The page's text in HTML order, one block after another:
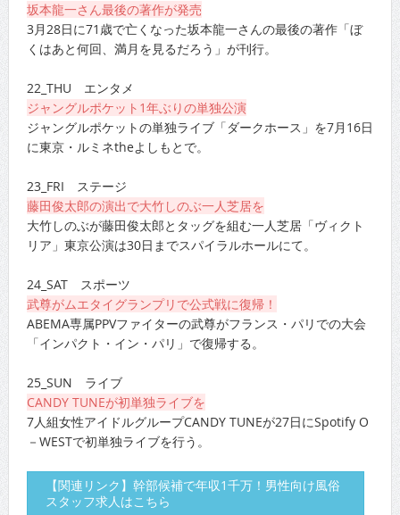
坂本龍一さん最後の著作が発売
3月28日に71歳で亡くなった坂本龍一さんの最後の著作「ぼ
くはあと何回、満月を見るだろう」が刊行。
22_THU エンタメ
ジャングルポケット1年ぶりの単独公演
ジャングルポケットの単独ライブ「ダークホース」を7月16日
に東京・ルミネtheよしもとで。
23_FRI ステージ
藤田俊太郎の演出で大竹しのぶ一人芝居を
大竹しのぶが藤田俊太郎とタッグを組む一人芝居「ヴィクト
リア」東京公演は30日までスパイラルホールにて。
24_SAT スポーツ
武尊がムエタイグランプリで公式戦に復帰！
ABEMA専属PPVファイターの武尊がフランス・パリでの大会
「インパクト・イン・パリ」で復帰する。
25_SUN ライブ
CANDY TUNEが初単独ライブを
7人組女性アイドルグループCANDY TUNEが27日にSpotify O
－WESTで初単独ライブを行う。
【関連リンク】幹部候補で年収1千万！男性向け風俗
スタッフ求人はこちら